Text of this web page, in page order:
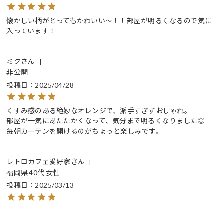
懐かしい柄がとってもかわいい～！！部屋が明るくなるので気に
入っています！
ミク
非公開
投稿日
2025/04/28
くすみ感のある絶妙なオレンジで、派手すぎずおしゃれ。
部屋が一気にあたたかくなって、気分まで明るくなりました◎
毎朝カーテンを開けるのがちょっと楽しみです。
レトロカフェ愛好家
福岡県40代 女性
投稿日
2025/03/13